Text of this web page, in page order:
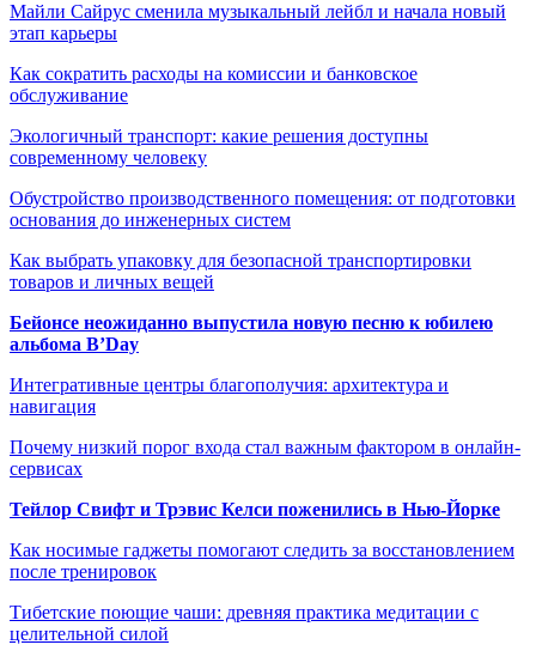
Майли Сайрус сменила музыкальный лейбл и начала новый
этап карьеры
Как сократить расходы на комиссии и банковское
обслуживание
Экологичный транспорт: какие решения доступны
современному человеку
Обустройство производственного помещения: от подготовки
основания до инженерных систем
Как выбрать упаковку для безопасной транспортировки
товаров и личных вещей
Бейонсе неожиданно выпустила новую песню к юбилею
альбома B’Day
Интегративные центры благополучия: архитектура и
навигация
Почему низкий порог входа стал важным фактором в онлайн-
сервисах
Тейлор Свифт и Трэвис Келси поженились в Нью-Йорке
Как носимые гаджеты помогают следить за восстановлением
после тренировок
Тибетские поющие чаши: древняя практика медитации с
целительной силой